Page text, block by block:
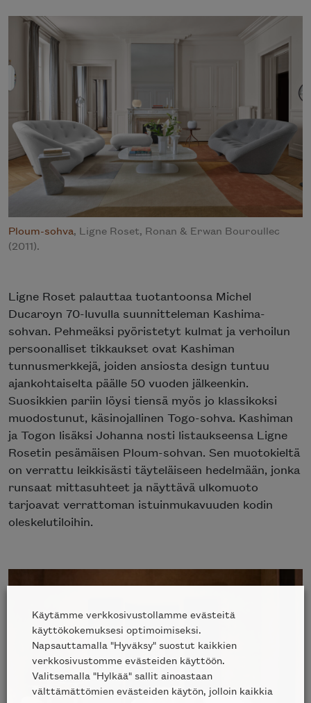
Ploum-sohva, Ligne Roset, Ronan & Erwan Bouroullec
(2011).
Ligne Roset palauttaa tuotantoonsa Michel
Ducaroyn 70-luvulla suunnitteleman Kashima-
sohvan. Pehmeäksi pyöristetyt kulmat ja verhoilun
persoonalliset tikkaukset ovat Kashiman
tunnusmerkkejä, joiden ansiosta design tuntuu
ajankohtaiselta päälle 50 vuoden jälkeenkin.
Suosikkien pariin löysi tiensä myös jo klassikoksi
muodostunut, käsinojallinen Togo-sohva. Kashiman
ja Togon lisäksi Johanna nosti listaukseensa Ligne
Rosetin pesämäisen Ploum-sohvan. Sen muotokieltä
on verrattu leikkisästi täyteläiseen hedelmään, jonka
runsaat mittasuhteet ja näyttävä ulkomuoto
tarjoavat verrattoman istuinmukavuuden kodin
oleskelutiloihin.
Käytämme verkkosivustollamme evästeitä
käyttökokemuksesi optimoimiseksi.
Napsauttamalla "Hyväksy" suostut kaikkien
verkkosivustomme evästeiden käyttöön.
Valitsemalla "Hylkää" sallit ainoastaan
välttämättömien evästeiden käytön, jolloin kaikkia